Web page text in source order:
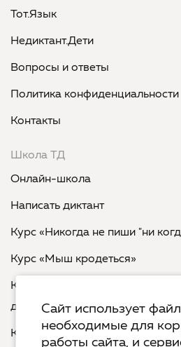
Тот.Язык
Недиктант.Дети
Вопросы и ответы
Политика конфиденциальности
Контакты
Школа ТД
Онлайн-школа
Написать диктант
Курс «Никогда не пиши "ни
Курс «Мыш кродеться»
Курс «Русская пунктуация:
двоеточия»
Курс «Я пишу - мне отвечают»
Сайт использует
необходимые для
работы сайта, и